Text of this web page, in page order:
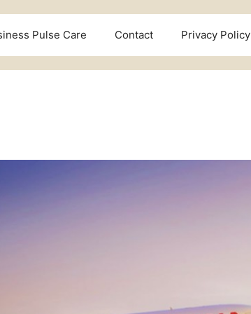
Pulse Care Contact Privacy Policy